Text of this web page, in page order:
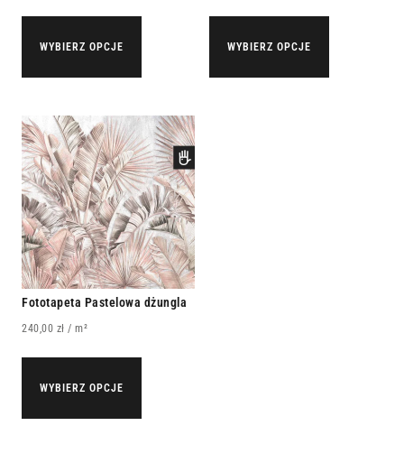
WYBIERZ OPCJE WYBIERZ OPCJE
Fototapeta Pastelowa dżungla
240,00 zł / m²
WYBIERZ OPCJE